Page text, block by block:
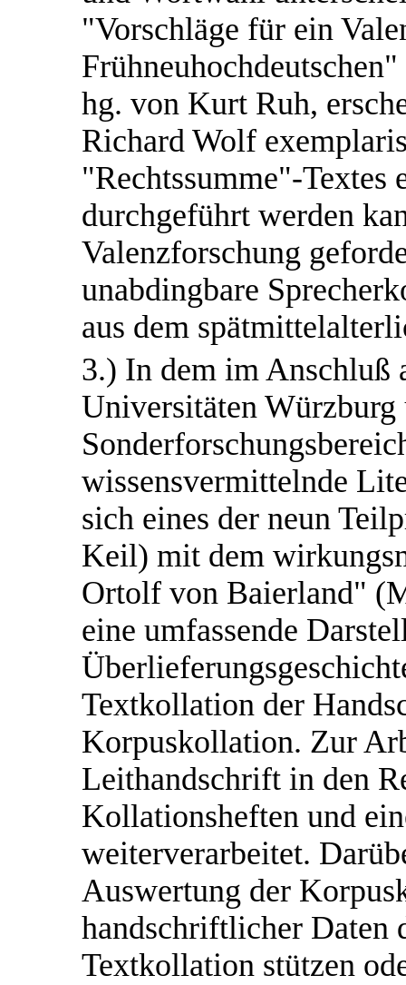
"Vorschläge für ein
hg. von Kurt Ruh,
Richard Wolf
"Rechtssumme"-Textes
durchgeführt werden
Valenzforschung
unabdingbare
aus dem
3.) In dem im Anschluß
Universitäten
wissensvermittelnde
sich eines der neun
Keil) mit dem
Ortolf von Baierland"
eine umfassende
Textkollation der
Korpuskollation. Zur
Leithandschrift in den
Kollationsheften und
weiterverarbeitet.
Auswertung der
handschriftlicher Daten
Textkollation stützen